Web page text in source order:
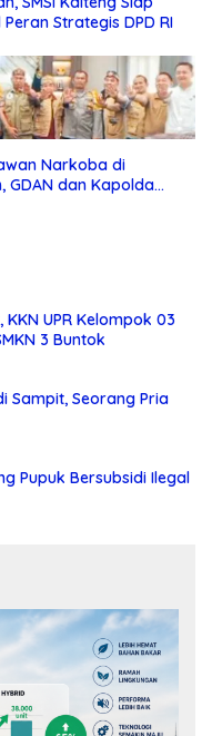
Strategis DPD RI
Narkoba di
GDAN dan Kapolda
UPR Kelompok 03
3 Buntok
Sampit, Seorang Pria
Pupuk Bersubsidi Ilegal